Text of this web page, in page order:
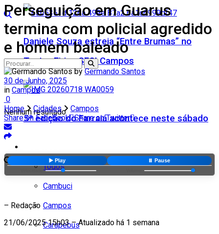
Daniele Souza estreia “Entre Brumas” no
Teatro Firjan SESI Campos
5ª edição do Farraiá acontece neste sábado
Todos
Cambuci
Campos
Carapebus
Nenhum resultado
Ver todos os resultados
Perseguição em Guarus
termina com policial agredido
e homem baleado
by Germando Santos
30 de Junho, 2025
in Campos
0
Home
Cidades
Campos
Share on Facebook Share on Twitter
▶️ Play ⏸️ Pause
Velocidade:
– Redação
21/06/2025 15h03 – Atualizado há 1 semana